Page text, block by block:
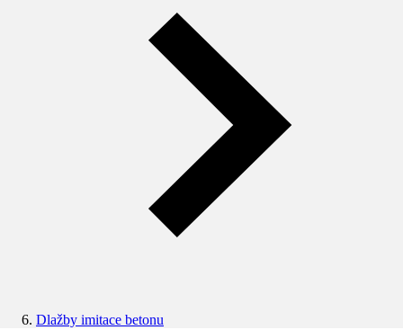
Dlažby imitace betonu